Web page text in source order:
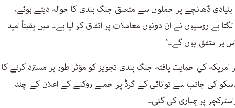
بنیادی ڈھانچے پر حملوں سے متعلق جنگ بندی کا حوالہ دیتے ہوئے،
ہے روسیوں نے ان دونوں معاملات پر اتفاق کر لیا ہے۔ میں یقیناً امید
پر متفق ہوں گے۔‘
کی حمایت یافتہ جنگ بندی تجویز کو مؤثر طور پر مسترد کرنے کا
ماسکو کی جانب سے توانائی کے گرڈ پر حملے روکنے کے اعلان کے چند
پر بمباری کی گئی۔